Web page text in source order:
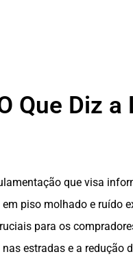
Que Diz a
que visa
piso molhado e ruído
para os
estradas e a redução